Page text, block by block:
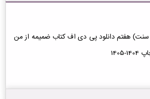
سنت) هفتم دانلود پی دی اف کتاب ضمیمه از من